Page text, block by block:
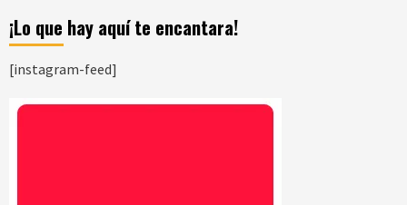
¡Lo que hay aquí te encantara!
[instagram-feed]